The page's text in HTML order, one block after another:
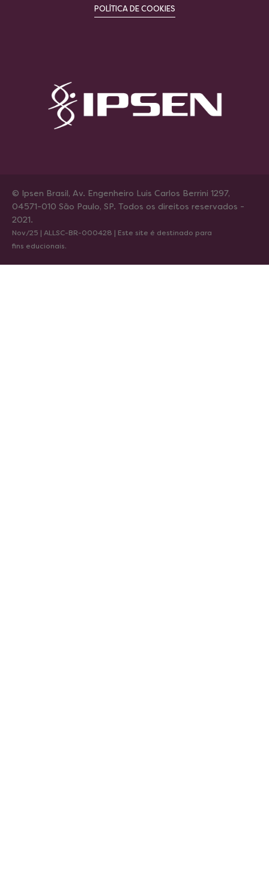
POLÍTICA DE COOKIES
© Ipsen Brasil, Av. Engenheiro Luis Carlos Berrini 1297,
04571-010 São Paulo, SP. Todos os direitos reservados -
2021.
Nov/25 | ALLSC-BR-000428 | Este site é destinado para
fins educionais.